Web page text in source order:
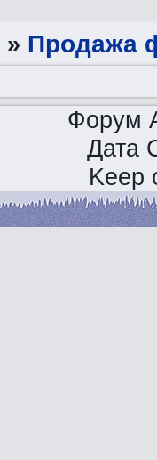
» Продажа
Форум
Дата
Keep